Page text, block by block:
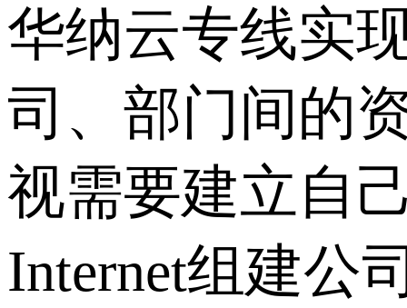
华纳云专线实
司、部门间的
视需要建立自
Internet组建公